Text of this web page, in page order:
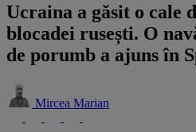
Ucraina a găsit o cale
blocadei rusești. O
de porumb a ajuns în
Mircea Marian